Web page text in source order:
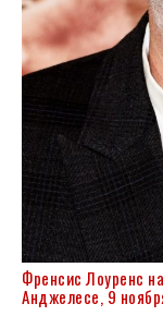
Френсис Лоуренс
Анджелесе, 9